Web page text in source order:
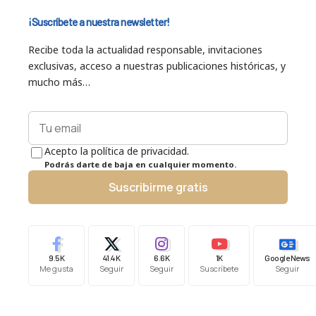
¡Suscríbete a nuestra newsletter!
Recibe toda la actualidad responsable, invitaciones
exclusivas, acceso a nuestras publicaciones históricas, y
mucho más…
Acepto la política de privacidad.
Podrás darte de baja en cualquier momento.
Suscribirme gratis
9.5K
Me gusta
41.4K
Seguir
6.6K
Seguir
1K
Suscríbete
Google News
Seguir